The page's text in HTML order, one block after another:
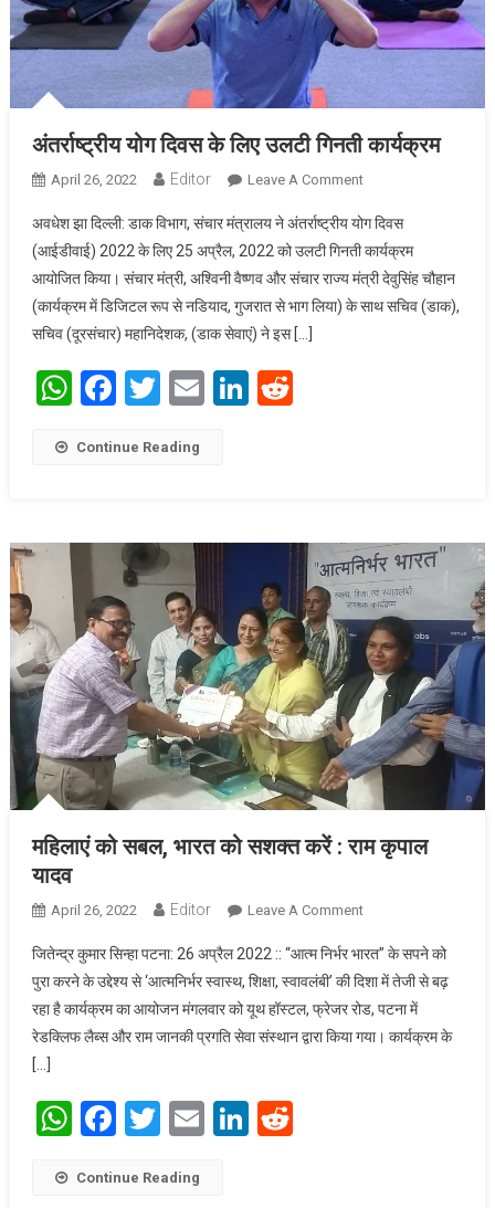
अंतर्राष्ट्रीय योग दिवस के लिए उलटी गिनती कार्यक्रम
April 26, 2022 Editor Leave A CommentOn अंतर्राष्ट्रीय योग
गिनती कार्यक्रम
अवधेश झा दिल्ली: डाक विभाग, संचार मंत्रालय ने अंतर्राष्ट्रीय योग दिवस
(आईडीवाई) 2022 के लिए 25 अप्रैल, 2022 को उलटी गिनती कार्यक्रम
आयोजित किया। संचार मंत्री, अश्विनी वैष्णव और संचार राज्य मंत्री देवुसिंह चौहान
(कार्यक्रम में डिजिटल रूप से नडियाद, गुजरात से भाग लिया) के साथ सचिव (डाक),
सचिव (दूरसंचार) महानिदेशक, (डाक सेवाएं) ने इस […]
WhatsApp
Facebook
Twitter
EmailLinkedIn
Reddit
Continue Reading
महिलाएं को सबल, भारत को सशक्त करें : राम कृपाल
यादव
April 26, 2022 Editor Leave A CommentOn महिलाएं को सबल,
राम कृपाल यादव
जितेन्द्र कुमार सिन्हा पटना: 26 अप्रैल 2022 :: “आत्म निर्भर भारत” के सपने को
पुरा करने के उद्देश्य से ‘आत्मनिर्भर स्वास्थ, शिक्षा, स्वावलंबी’ की दिशा में तेजी से बढ़
रहा है कार्यक्रम का आयोजन मंगलवार को यूथ हॉस्टल, फ्रेजर रोड, पटना में
रेडक्लिफ लैब्स और राम जानकी प्रगति सेवा संस्थान द्वारा किया गया। कार्यक्रम के
[…]
WhatsApp
Facebook
Twitter
EmailLinkedIn
Reddit
Continue Reading